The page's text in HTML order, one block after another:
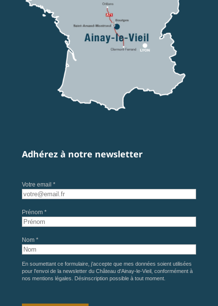
Adhérez à notre newsletter
Votre email *
Prénom *
Nom *
En soumettant ce formulaire, j'accepte que mes données soient utilisées
pour l'envoi de la newsletter du Château d'Ainay-le-Vieil, conformément à
nos mentions légales . Désinscription possible à tout moment.